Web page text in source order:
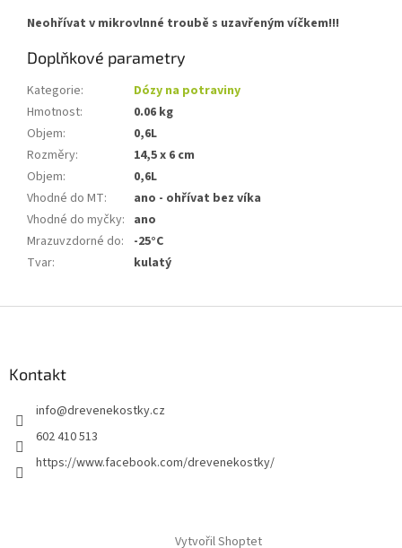
Neohřívat v mikrovlnné troubě s uzavřeným víčkem!!!
Doplňkové parametry
Kategorie:
Dózy na potraviny
Hmotnost:
0.06 kg
Objem:
0,6L
Rozměry:
14,5 x 6 cm
Objem:
0,6L
Vhodné do MT:
ano - ohřívat bez víka
Vhodné do myčky: ano
Mrazuvzdorné do:
-25°C
Tvar: kulatý
Kontakt
info@drevenekostky.cz
602 410 513
https://www.facebook.com/drevenekostky/
Vytvořil Shoptet